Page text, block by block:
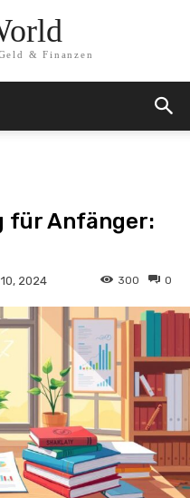
& Finanzen
für Anfänger:
2024 0
300